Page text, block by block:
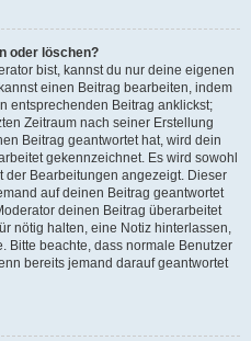
oder löschen?
bist, kannst du nur deine eigenen
einen Beitrag bearbeiten, indem
entsprechenden Beitrag anklickst;
Zeitraum nach seiner Erstellung
Beitrag geantwortet hat, wird dein
gekennzeichnet. Es wird sowohl
der Bearbeitungen angezeigt. Dieser
auf deinen Beitrag geantwortet
deinen Beitrag überarbeitet
nötig halten, eine Notiz hinterlassen,
Bitte beachte, dass normale Benutzer
bereits jemand darauf geantwortet